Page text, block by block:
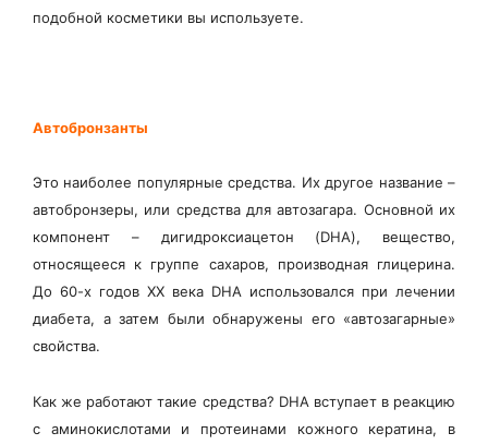
подобной косметики вы используете.
Автобронзанты
Это наиболее популярные средства. Их другое название –
автобронзеры, или средства для автозагара. Основной их
компонент – дигидроксиацетон (DHA), вещество,
относящееся к группе сахаров, производная глицерина.
До 60-х годов XX века DHA использовался при лечении
диабета, а затем были обнаружены его «автозагарные»
свойства.
Как же работают такие средства? DHA вступает в реакцию
с аминокислотами и протеинами кожного кератина, в